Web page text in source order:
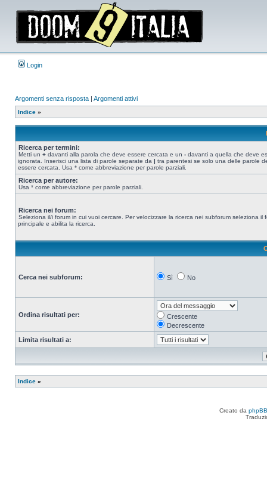
Login
Argomenti senza risposta | Argomenti attivi
Indice »
Ricerca per termini:
Metti un + davanti alla parola che deve essere cercata e un - davanti a quella che deve
ignorata. Inserisci una lista di parole separate da | tra parentesi se solo una delle parole
essere cercata. Usa * come abbreviazione per parole parziali.
Ricerca per autore:
Usa * come abbreviazione per parole parziali.
Ricerca nei forum:
Seleziona il/i forum in cui vuoi cercare. Per velocizzare la ricerca nei subforum seleziona il
principale e abilita la ricerca.
Cerca nei subforum: Sì No
Ordina risultati per:
Crescente
Decrescente
Limita risultati a:
Indice »
Creato da phpBB